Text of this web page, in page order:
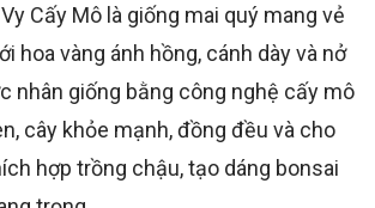
Cấy Mô là giống mai quý mang vẻ
hoa vàng ánh hồng, cánh dày và nở
nhân giống bằng công nghệ cấy mô
cây khỏe mạnh, đồng đều và cho
hợp trồng chậu, tạo dáng bonsai